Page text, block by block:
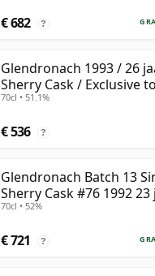
€ 682 ?
Glendronach 1993 / 26
Sherry Cask / Exclusive
Exchange
70cl • 51.1%
€ 536 ?
Glendronach Batch 13
Sherry Cask #76 1992
70cl • 52%
€ 721 ?